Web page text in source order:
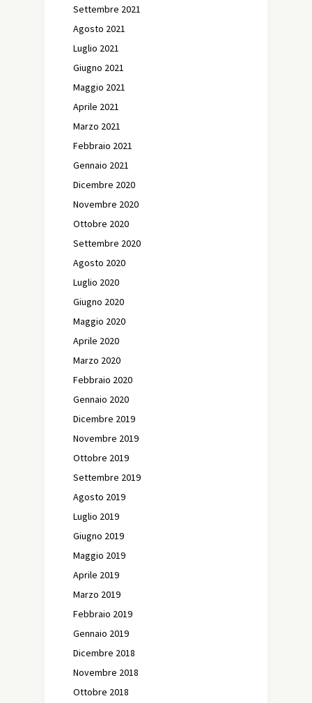
Settembre 2021
Agosto 2021
Luglio 2021
Giugno 2021
Maggio 2021
Aprile 2021
Marzo 2021
Febbraio 2021
Gennaio 2021
Dicembre 2020
Novembre 2020
Ottobre 2020
Settembre 2020
Agosto 2020
Luglio 2020
Giugno 2020
Maggio 2020
Aprile 2020
Marzo 2020
Febbraio 2020
Gennaio 2020
Dicembre 2019
Novembre 2019
Ottobre 2019
Settembre 2019
Agosto 2019
Luglio 2019
Giugno 2019
Maggio 2019
Aprile 2019
Marzo 2019
Febbraio 2019
Gennaio 2019
Dicembre 2018
Novembre 2018
Ottobre 2018